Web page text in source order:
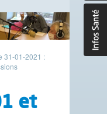
31-01-2021 :
et